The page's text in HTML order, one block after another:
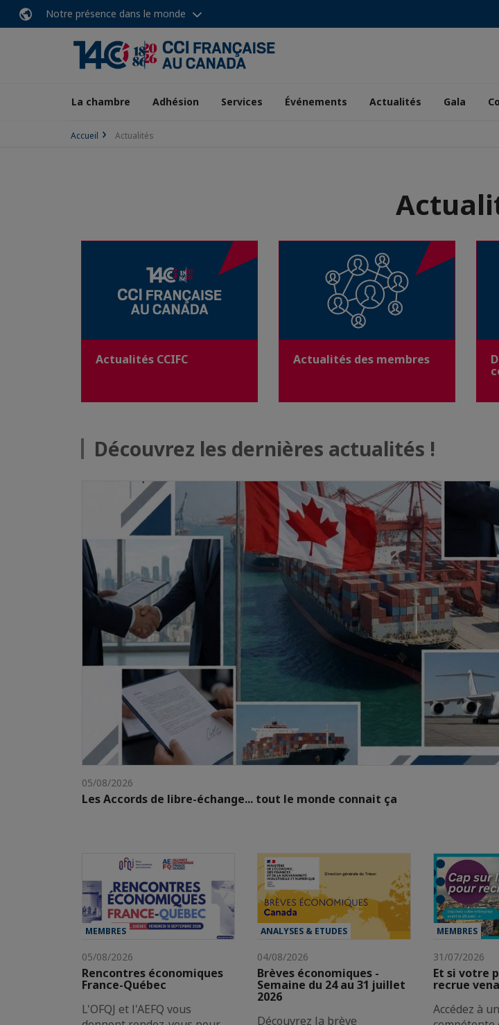
Notre présence dans le monde
La chambre Adhésion Services Événements Actualités Gala
Accueil Actualités
Actualités CCIFC Actualités des membres
Découvrez les dernières actualités !
05/08/2026
Les Accords de libre-échange... tout le monde connait ça
MEMBRES
05/08/2026
Rencontres économiques
France-Québec
L'OFQJ et l'AEFQ vous
ANALYSES & ETUDES
04/08/2026
Brèves économiques -
Semaine du 24 au 31 juillet
2026
Découvrez la brève
MEMBRES
31/07/2026
Et si votre
recrue
Accédez à